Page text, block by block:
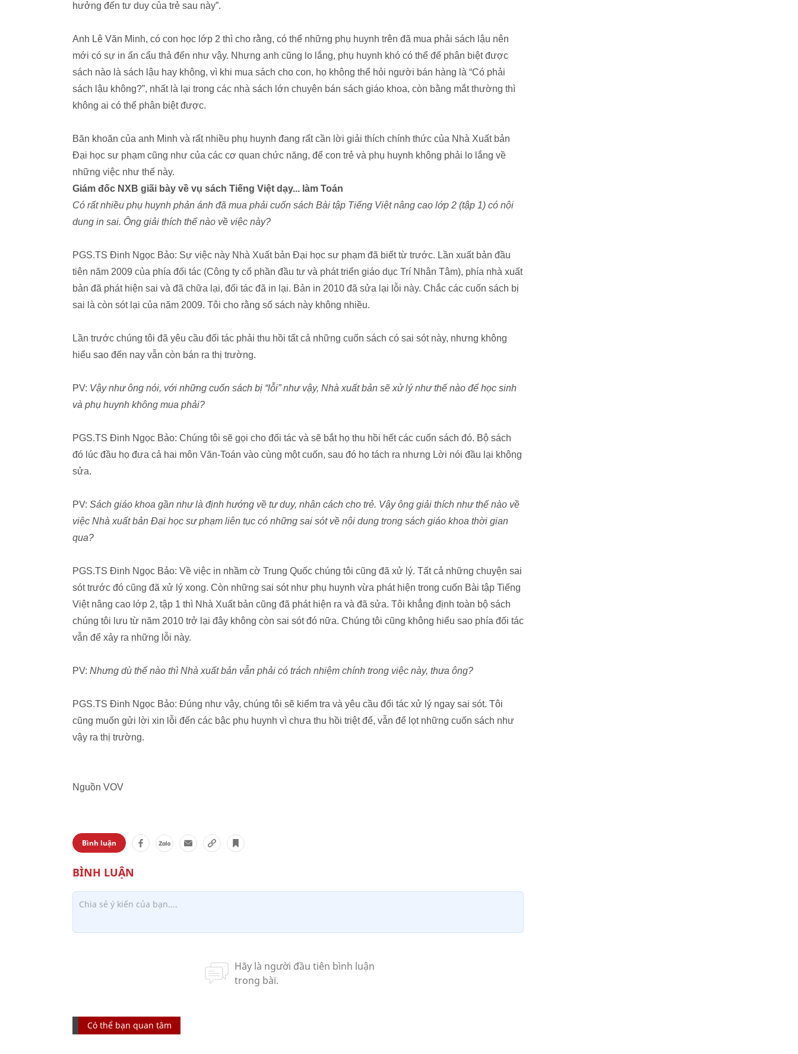
hưởng đến tư duy của trẻ sau này”.
Anh Lê Văn Minh, có con học lớp 2 thì cho rằng, có thể những phụ huynh trên đã mua phải sách lậu nên
mới có sự in ấn cẩu thả đến như vậy. Nhưng anh cũng lo lắng, phụ huynh khó có thể để phân biệt được
sách nào là sách lậu hay không, vì khi mua sách cho con, họ không thể hỏi người bán hàng là “Có phải
sách lậu không?”, nhất là lại trong các nhà sách lớn chuyên bán sách giáo khoa, còn bằng mắt thường thì
không ai có thể phân biệt được.
Băn khoăn của anh Minh và rất nhiều phụ huynh đang rất cần lời giải thích chính thức của Nhà Xuất bản
Đại học sư phạm cũng như của các cơ quan chức năng, để con trẻ và phụ huynh không phải lo lắng về
những việc như thế này.
Giám đốc NXB giãi bày về vụ sách Tiếng Việt dạy... làm Toán
Có rất nhiều phụ huynh phản ánh đã mua phải cuốn sách Bài tập Tiếng Việt nâng cao lớp 2 (tập 1) có nội
dung in sai. Ông giải thích thế nào về việc này?
PGS.TS Đinh Ngọc Bảo: Sự việc này Nhà Xuất bản Đại học sư phạm đã biết từ trước. Lần xuất bản đầu
tiên năm 2009 của phía đối tác (Công ty cổ phần đầu tư và phát triển giáo dục Trí Nhân Tâm), phía nhà xuất
bản đã phát hiện sai và đã chữa lại, đối tác đã in lại. Bản in 2010 đã sửa lại lỗi này. Chắc các cuốn sách bị
sai là còn sót lại của năm 2009. Tôi cho rằng số sách này không nhiều.
Lần trước chúng tôi đã yêu cầu đối tác phải thu hồi tất cả những cuốn sách có sai sót này, nhưng không
hiểu sao đến nay vẫn còn bán ra thị trường.
PV: Vậy như ông nói, với những cuốn sách bị “lỗi” như vậy, Nhà xuất bản sẽ xử lý như thế nào để học sinh
và phụ huynh không mua phải?
PGS.TS Đinh Ngọc Bảo: Chúng tôi sẽ gọi cho đối tác và sẽ bắt họ thu hồi hết các cuốn sách đó. Bộ sách
đó lúc đầu họ đưa cả hai môn Văn-Toán vào cùng một cuốn, sau đó họ tách ra nhưng Lời nói đầu lại không
sửa.
PV: Sách giáo khoa gần như là định hướng về tư duy, nhân cách cho trẻ. Vậy ông giải thích như thế nào về
việc Nhà xuất bản Đại học sư phạm liên tục có những sai sót về nội dung trong sách giáo khoa thời gian
qua?
PGS.TS Đinh Ngọc Bảo: Về việc in nhầm cờ Trung Quốc chúng tôi cũng đã xử lý. Tất cả những chuyện sai
sót trước đó cũng đã xử lý xong. Còn những sai sót như phụ huynh vừa phát hiện trong cuốn Bài tập Tiếng
Việt nâng cao lớp 2, tập 1 thì Nhà Xuất bản cũng đã phát hiện ra và đã sửa. Tôi khẳng định toàn bộ sách
chúng tôi lưu từ năm 2010 trở lại đây không còn sai sót đó nữa. Chúng tôi cũng không hiểu sao phía đối tác
vẫn để xảy ra những lỗi này.
PV: Nhưng dù thế nào thì Nhà xuất bản vẫn phải có trách nhiệm chính trong việc này, thưa ông?
PGS.TS Đinh Ngọc Bảo: Đúng như vậy, chúng tôi sẽ kiểm tra và yêu cầu đối tác xử lý ngay sai sót. Tôi
cũng muốn gửi lời xin lỗi đến các bậc phụ huynh vì chưa thu hồi triệt để, vẫn để lọt những cuốn sách như
vậy ra thị trường.
Nguồn VOV
Bình luận
Có thể bạn quan tâm